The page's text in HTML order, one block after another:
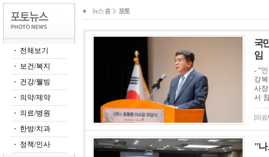
전체보기
보건/복지
건강/웰빙
의약/제약
의료/병원
한방/치과
정책/인사
뉴스 홈 포토
국
임
- “
강
사
서
[의료
"나